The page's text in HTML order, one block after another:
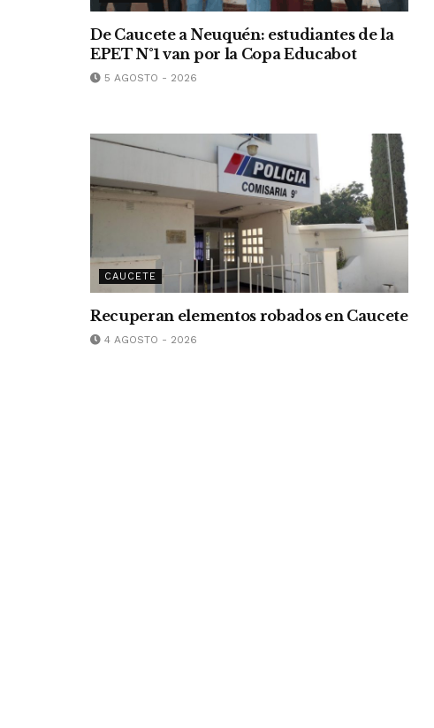
De Caucete a Neuquén: estudiantes de la
EPET N°1 van por la Copa Educabot
5 AGOSTO - 2026
CAUCETE
Recuperan elementos robados en Caucete
4 AGOSTO - 2026